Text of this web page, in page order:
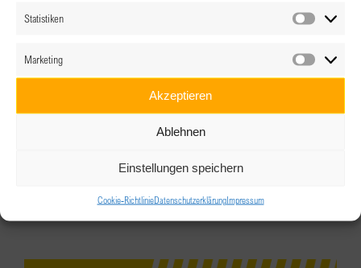
Statistiken
Marketing
Akzeptieren
Ablehnen
Einstellungen speichern
Cookie-RichtlinieDatenschutzerklärungImpressum